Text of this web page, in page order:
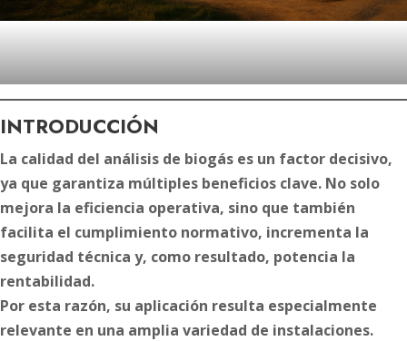
INTRODUCCIÓN
La calidad del análisis de biogás es un factor decisivo,
ya que garantiza múltiples beneficios clave. No solo
mejora la eficiencia operativa, sino que también
facilita el cumplimiento normativo, incrementa la
seguridad técnica y, como resultado, potencia la
rentabilidad.
Por esta razón, su aplicación resulta especialmente
relevante en una amplia variedad de instalaciones.